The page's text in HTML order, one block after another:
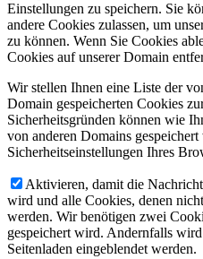
Einstellungen zu speichern. Sie
andere Cookies zulassen, um
zu können. Wenn Sie Cookies
Cookies auf unserer Domain
Wir stellen Ihnen eine Liste der
Domain gespeicherten Cookies
Sicherheitsgründen können wie
von anderen Domains
Sicherheitseinstellungen Ihres
Aktivieren, damit die
wird und alle Cookies, denen
werden. Wir benötigen zwei
gespeichert wird. Andernfalls
Seitenladen eingeblendet werden.